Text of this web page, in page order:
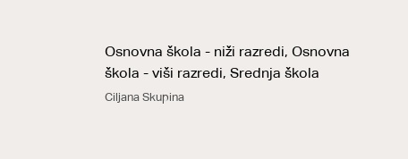
Osnovna škola - niži razredi, Osnovna
škola - viši razredi, Srednja škola
Ciljana Skupina